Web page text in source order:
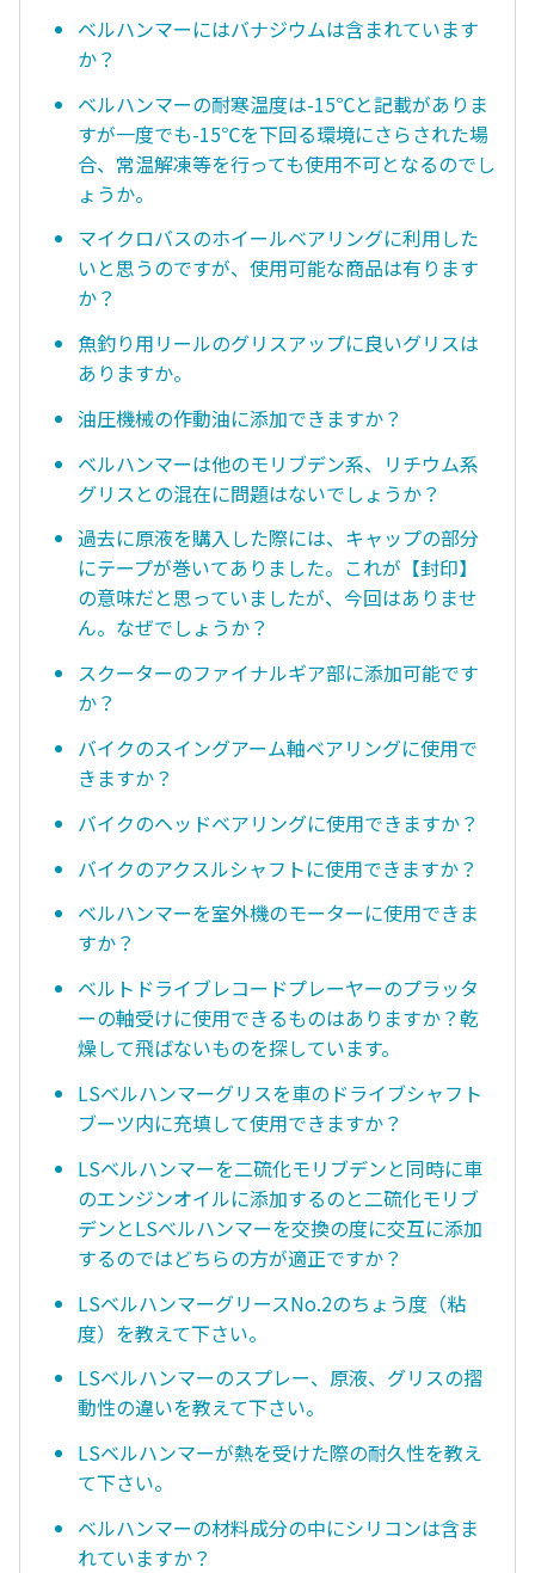
ベルハンマーにはバナジウムは含まれています
か？
ベルハンマーの耐寒温度は-15℃と記載がありま
すが一度でも-15℃を下回る環境にさらされた場
合、常温解凍等を行っても使用不可となるのでし
ょうか。
マイクロバスのホイールベアリングに利用した
いと思うのですが、使用可能な商品は有ります
か？
魚釣り用リールのグリスアップに良いグリスは
ありますか。
油圧機械の作動油に添加できますか？
ベルハンマーは他のモリブデン系、リチウム系
グリスとの混在に問題はないでしょうか？
過去に原液を購入した際には、キャップの部分
にテープが巻いてありました。これが【封印】
の意味だと思っていましたが、今回はありませ
ん。なぜでしょうか？
スクーターのファイナルギア部に添加可能です
か？
バイクのスイングアーム軸ベアリングに使用で
きますか？
バイクのヘッドベアリングに使用できますか？
バイクのアクスルシャフトに使用できますか？
ベルハンマーを室外機のモーターに使用できま
すか？
ベルトドライブレコードプレーヤーのプラッタ
ーの軸受けに使用できるものはありますか？乾
燥して飛ばないものを探しています。
LSベルハンマーグリスを車のドライブシャフト
ブーツ内に充填して使用できますか？
LSベルハンマーを二硫化モリブデンと同時に車
のエンジンオイルに添加するのと二硫化モリブ
デンとLSべルハンマーを交換の度に交互に添加
するのではどちらの方が適正ですか？
LSベルハンマーグリースNo.2のちょう度（粘
度）を教えて下さい。
LSベルハンマーのスプレー、原液、グリスの摺
動性の違いを教えて下さい。
LSベルハンマーが熱を受けた際の耐久性を教え
て下さい。
ベルハンマーの材料成分の中にシリコンは含ま
れていますか？